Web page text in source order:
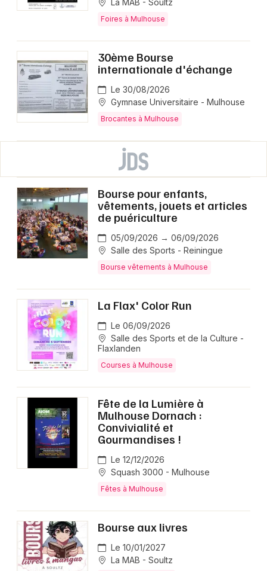
La MAB - Soultz
Foires à Mulhouse
30ème Bourse
internationale d'échange
Le 30/08/2026
Gymnase Universitaire - Mulhouse
Brocantes à Mulhouse
Bourse pour enfants,
vêtements, jouets et articles
de puériculture
05/09/2026 → 06/09/2026
Salle des Sports - Reiningue
Bourse vêtements à Mulhouse
La Flax' Color Run
Le 06/09/2026
Salle des Sports et de la Culture -
Flaxlanden
Courses à Mulhouse
Fête de la Lumière à
Mulhouse Dornach :
Convivialité et
Gourmandises !
Le 12/12/2026
Squash 3000 - Mulhouse
Fêtes à Mulhouse
Bourse aux livres
Le 10/01/2027
La MAB - Soultz